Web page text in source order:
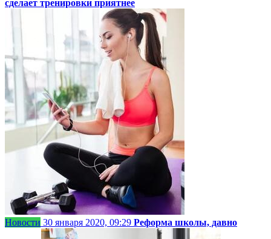
сделает тренировки приятнее
Новости 30 января 2020, 09:29 Реформа школы, давно